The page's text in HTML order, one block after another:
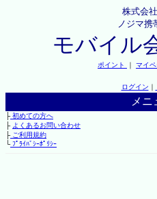
株式会
ノジマ携
モバイル
ポイント ｜ マイ
ログイン ｜
メニ
├初めての方へ
├ よくあるお問い合わせ
├ご利用規約
└ﾌﾟﾗｲﾊﾞｼｰﾎﾟﾘｼｰ